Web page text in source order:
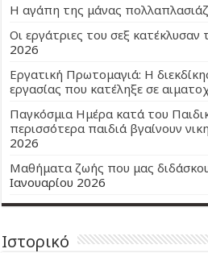
Η αγάπη της μάνας
Οι εργάτριες του σεξ
2026
Εργατική Πρωτομαγιά: Η
εργασίας που κατέληξε σε
Παγκόσμια Ημέρα κατά του
περισσότερα παιδιά βγαίνουν
2026
Μαθήματα ζωής που μας
Ιανουαρίου 2026
Ιστορικό